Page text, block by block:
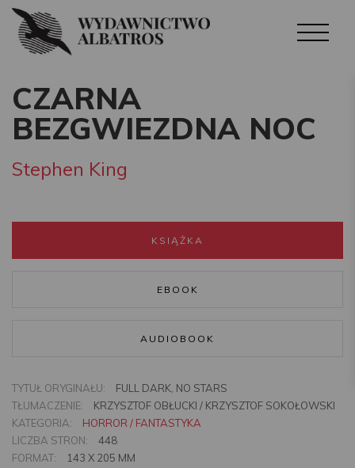
CZARNA
BEZGWIEZDNA NOC
Stephen King
KSIĄŻKA
EBOOK
AUDIOBOOK
TYTUŁ ORYGINAŁU:
FULL DARK, NO STARS
TŁUMACZENIE:
KRZYSZTOF OBŁUCKI / KRZYSZTOF SOKOŁOWSKI
KATEGORIA:
HORROR / FANTASTYKA
LICZBA STRON:
448
FORMAT:
143 X 205 MM